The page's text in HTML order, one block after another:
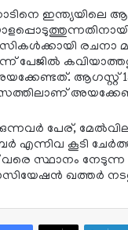
ഇന്ത്യയിലെ
രചനാ
പേജില്‍
ആഗസ്റ്റ്
പേര്,
എന്നിവ കൂടി
സ്ഥാനം
ഖത്തര്‍